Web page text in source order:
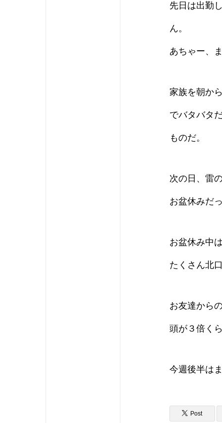
先日は出勤
ん。
あちゃー、
家族を朝か
でバタバタ
ものだ。
次の日、雷
お盆休みだ
お盆休み中
たくさん北
お友達から
頭が３倍く
今週後半は
Post